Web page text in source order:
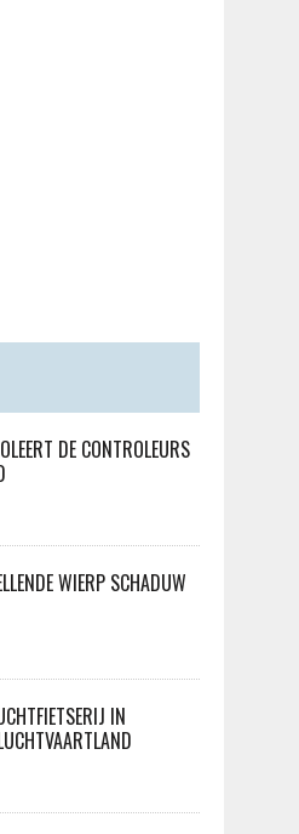
DE CONTROLEURS
WIERP SCHADUW
IN